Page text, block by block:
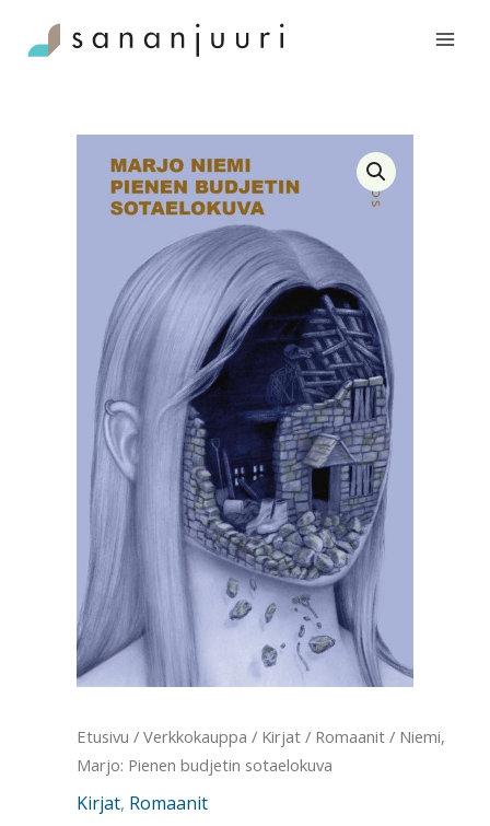
sisältöön
Etusivu / Verkkokauppa / Kirjat / Romaanit / Niemi,
Marjo: Pienen budjetin sotaelokuva
Kirjat, Romaanit
budjetin
sotaelokuva
määrä